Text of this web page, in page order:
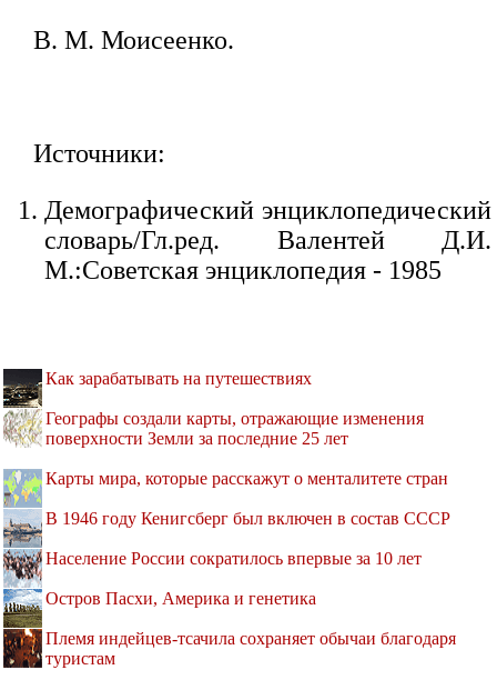
В. М. Моисеенко.
Источники:
Демографический энциклопедический
словарь/Гл.ред. Валентей Д.И.
М.:Советская энциклопедия - 1985
Как зарабатывать на путешествиях
Географы создали карты, отражающие изменения
поверхности Земли за последние 25 лет
Карты мира, которые расскажут о менталитете стран
В 1946 году Кенигсберг был включен в состав СССР
Население России сократилось впервые за 10 лет
Остров Пасхи, Америка и генетика
Племя индейцев-тсачила сохраняет обычаи благодаря
туристам